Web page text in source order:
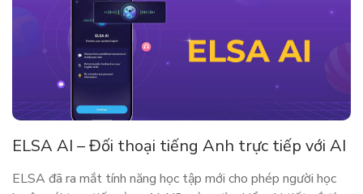
ELSA AI – Đối thoại tiếng Anh trực tiếp với AI
ELSA đã ra mắt tính năng học tập mới cho phép người học